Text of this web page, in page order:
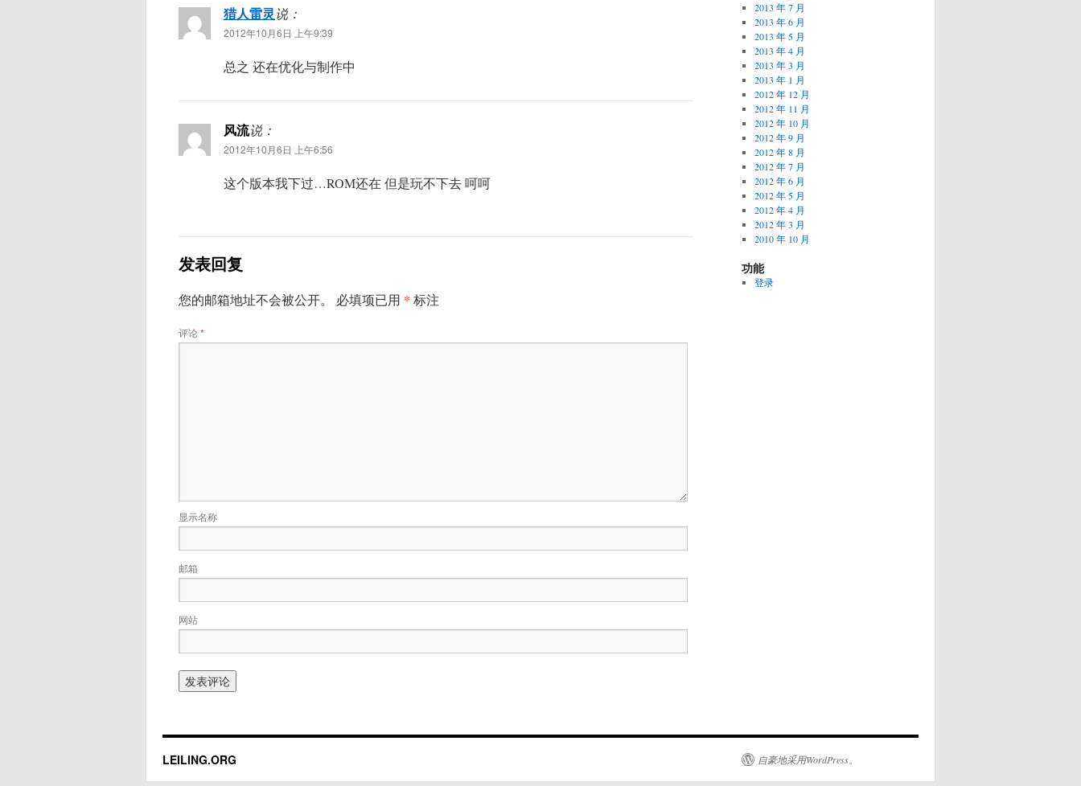
猎人雷灵说：
2012年10月6日 上午9:39
总之 还在优化与制作中
风流说：
2012年10月6日 上午6:56
这个版本我下过…ROM还在 但是玩不下去 呵呵
发表回复
您的邮箱地址不会被公开。 必填项已用 * 标注
评论*
显示名称
邮箱
网站
2013 年 7 月
2013 年 6 月
2013 年 5 月
2013 年 4 月
2013 年 3 月
2013 年 1 月
2012 年 12 月
2012 年 11 月
2012 年 10 月
2012 年 9 月
2012 年 8 月
2012 年 7 月
2012 年 6 月
2012 年 5 月
2012 年 4 月
2012 年 3 月
2010 年 10 月
功能
登录
LEILING.ORG 自豪地采用WordPress。